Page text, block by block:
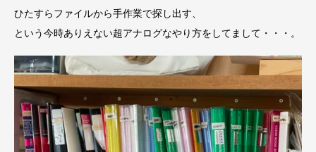
ひたすらファイルから手作業で探し出す、
という今時ありえない超アナログなやり方をしてまして・・・。